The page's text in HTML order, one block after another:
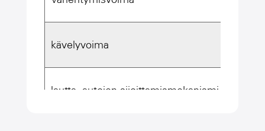
kävelyvoima
lautta -autojen sijoittamismekanismi